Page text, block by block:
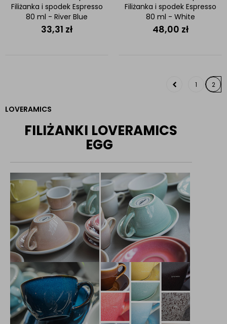
Filiżanka i spodek Espresso
80 ml - River Blue
33,31 zł
Filiżanka i spodek Espresso
80 ml - White
48,00 zł
1 2
LOVERAMICS
FILIŻANKI LOVERAMICS
EGG